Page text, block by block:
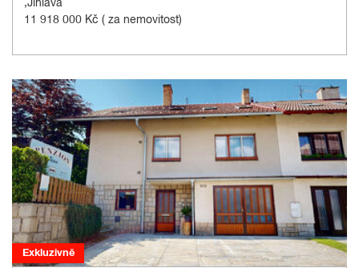
,Jihlava
11 918 000 Kč ( za nemovitost)
Exkluzivně